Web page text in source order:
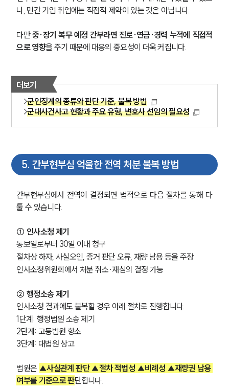
소식/자료
공지사항
법률 블로그
법률서식
뉴스레터/브로슈어
세미나
대륜법률상담예약
나, 민간 기업 취업에는 직접적 제약이 있는 것은 아닙니다.
다만 중·장기 복무 예정 간부라면 진로·연금·경력 누적에 직접적
으로 영향을 주기 때문에 대응의 중요성이 더욱 커집니다.
더보기
군인징계의 종류와 판단 기준, 불복 방법
군대사건사고 현황과 주요 유형, 변호사 선임의 필요성
5. 간부현부심 억울한 전역 처분 불복 방법
간부현부심에서 전역이 결정되면 법적으로 다음 절차를 통해 다
툴 수 있습니다.
① 인사소청 제기
통보일로부터 30일 이내 청구
절차상 하자, 사실오인, 증거 판단 오류, 재량 남용 등을 주장
인사소청위원회에서 처분 취소·재심의 결정 가능
② 행정소송 제기
인사소청 결과에도 불복할 경우 아래 절차로 진행합니다.
1단계: 행정법원 소송 제기
2단계: 고등법원 항소
3단계: 대법원 상고
법원은 ▲사실관계 판단 ▲절차 적법성 ▲비례성 ▲재량권 남용
여부를 기준으로 판단합니다.